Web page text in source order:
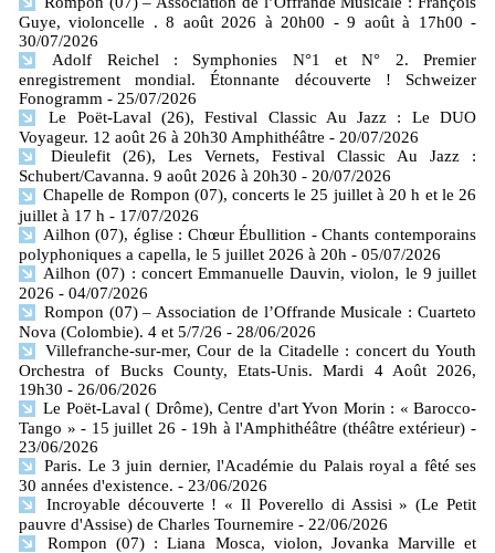
Guye, violoncelle . 8 août 2026 à 20h00 - 9 août à 17h00 -
30/07/2026
Adolf Reichel : Symphonies N°1 et N° 2. Premier
enregistrement mondial. Étonnante découverte ! Schweizer
Fonogramm - 25/07/2026
Le Poët-Laval (26), Festival Classic Au Jazz : Le DUO
Voyageur. 12 août 26 à 20h30 Amphithéâtre - 20/07/2026
Dieulefit (26), Les Vernets, Festival Classic Au Jazz :
Schubert/Cavanna. 9 août 2026 à 20h30 - 20/07/2026
Chapelle de Rompon (07), concerts le 25 juillet à 20 h et le 26
juillet à 17 h - 17/07/2026
Ailhon (07), église : Chœur Ébullition - Chants contemporains
polyphoniques a capella, le 5 juillet 2026 à 20h - 05/07/2026
Ailhon (07) : concert Emmanuelle Dauvin, violon, le 9 juillet
2026 - 04/07/2026
Rompon (07) – Association de l’Offrande Musicale : Cuarteto
Nova (Colombie). 4 et 5/7/26 - 28/06/2026
Villefranche-sur-mer, Cour de la Citadelle : concert du Youth
Orchestra of Bucks County, Etats-Unis. Mardi 4 Août 2026,
19h30 - 26/06/2026
Le Poët-Laval ( Drôme), Centre d'art Yvon Morin : « Barocco-
Tango » - 15 juillet 26 - 19h à l'Amphithéâtre (théâtre extérieur) -
23/06/2026
Paris. Le 3 juin dernier, l'Académie du Palais royal a fêté ses
30 années d'existence. - 23/06/2026
Incroyable découverte ! « Il Poverello di Assisi » (Le Petit
pauvre d'Assise) de Charles Tournemire - 22/06/2026
Rompon (07) : Liana Mosca, violon, Jovanka Marville et